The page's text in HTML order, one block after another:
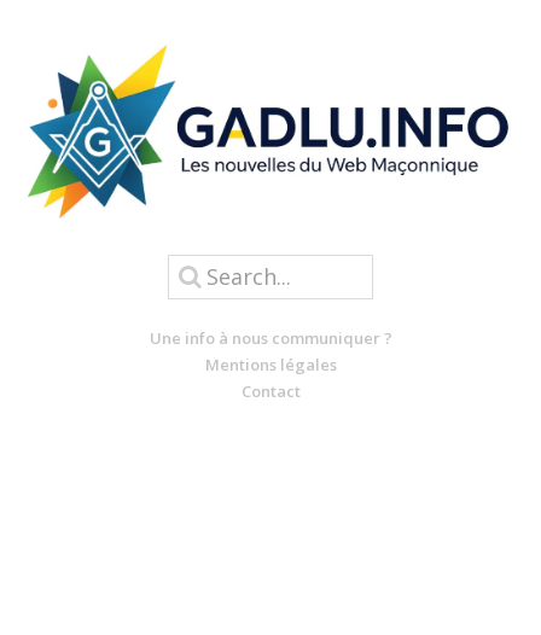
Une info à nous communiquer ?
Mentions légales
Contact